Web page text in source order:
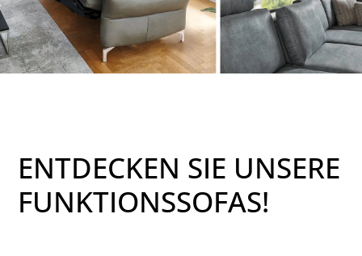
ENTDECKEN SIE UNSERE
FUNKTIONSSOFAS!